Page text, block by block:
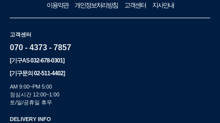
이용약관 개인정보처리방침 고객센터 지사안내
고객센터
070 - 4373 - 7857
[기구AS032-678-0301]
[기구문의02-511-4402]
AM 9:00~PM 5:00
점심시간 12:00~1:00
토/일/공휴일 휴무
DELIVERY INFO